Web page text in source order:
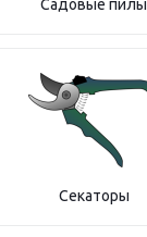
Садовые пилы
Секаторы